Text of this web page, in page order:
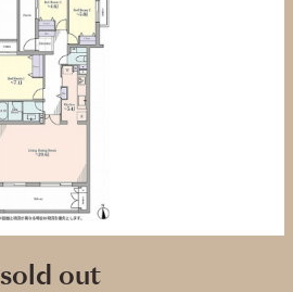
sold out